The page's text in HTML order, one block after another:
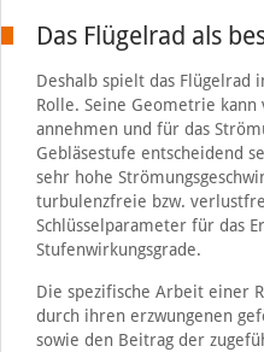
Das Flügelrad als
Deshalb spielt das Flügelrad
Rolle. Seine Geometrie kann
annehmen und für das
Gebläsestufe entscheidend
sehr hohe
turbulenzfreie bzw.
Schlüsselparameter für das
Stufenwirkungsgrade.
Die spezifische Arbeit einer
durch ihren erzwungenen
sowie den Beitrag der